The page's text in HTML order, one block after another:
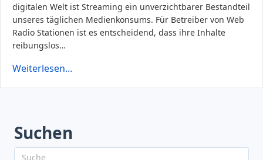
digitalen Welt ist Streaming ein unverzichtbarer Bestandteil
unseres täglichen Medienkonsums. Für Betreiber von Web
Radio Stationen ist es entscheidend, dass ihre Inhalte
reibungslos…
Weiterlesen...
Suchen